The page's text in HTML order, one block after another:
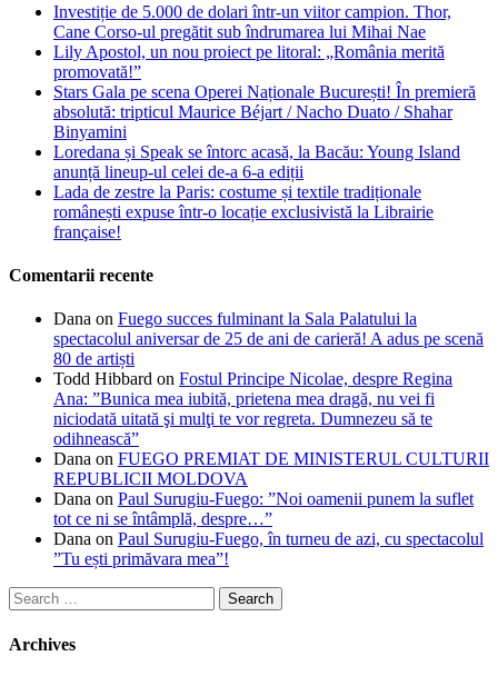
Investiție de 5.000 de dolari într-un viitor campion. Thor,
Cane Corso-ul pregătit sub îndrumarea lui Mihai Nae
Lily Apostol, un nou proiect pe litoral: „România merită
promovată!”
Stars Gala pe scena Operei Naționale București! În premieră
absolută: tripticul Maurice Béjart / Nacho Duato / Shahar
Binyamini
Loredana și Speak se întorc acasă, la Bacău: Young Island
anunță lineup-ul celei de-a 6-a ediții
Lada de zestre la Paris: costume și textile tradiționale
românești expuse într-o locație exclusivistă la Librairie
française!
Comentarii recente
Dana on Fuego succes fulminant la Sala Palatului la
spectacolul aniversar de 25 de ani de carieră! A adus pe scenă
80 de artiști
Todd Hibbard on Fostul Principe Nicolae, despre Regina
Ana: ”Bunica mea iubită, prietena mea dragă, nu vei fi
niciodată uitată şi mulţi te vor regreta. Dumnezeu să te
odihnească”
Dana on FUEGO PREMIAT DE MINISTERUL CULTURII
REPUBLICII MOLDOVA
Dana on Paul Surugiu-Fuego: ”Noi oamenii punem la suflet
tot ce ni se întâmplă, despre…”
Dana on Paul Surugiu-Fuego, în turneu de azi, cu spectacolul
”Tu ești primăvara mea”!
Search
for:
Archives